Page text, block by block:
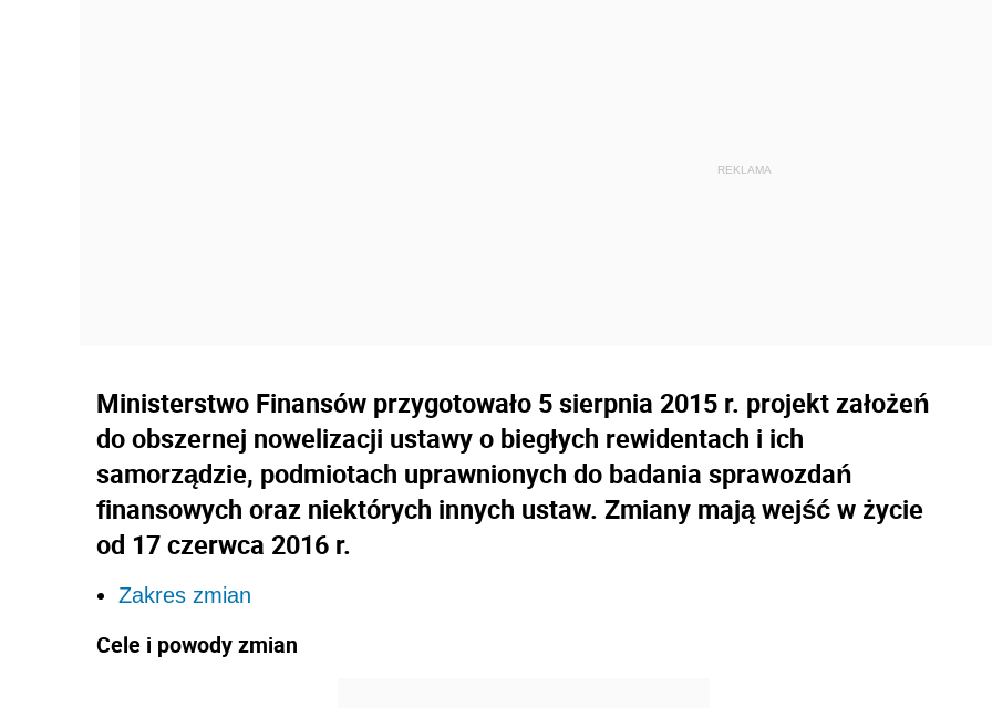
Ministerstwo Finansów przygotowało 5 sierpnia 2015 r. projekt założeń
do obszernej nowelizacji ustawy o biegłych rewidentach i ich
samorządzie, podmiotach uprawnionych do badania sprawozdań
finansowych oraz niektórych innych ustaw. Zmiany mają wejść w życie
od 17 czerwca 2016 r.
Zakres zmian
Cele i powody zmian